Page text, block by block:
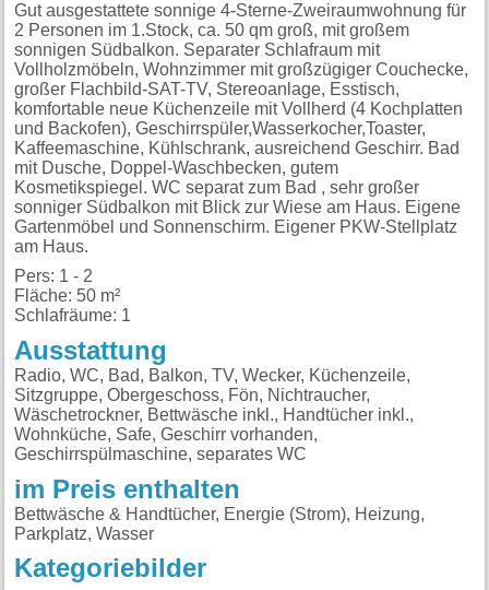
Gut ausgestattete sonnige 4-Sterne-Zweiraumwohnung für
2 Personen im 1.Stock, ca. 50 qm groß, mit großem
sonnigen Südbalkon. Separater Schlafraum mit
Vollholzmöbeln, Wohnzimmer mit großzügiger Couchecke,
großer Flachbild-SAT-TV, Stereoanlage, Esstisch,
komfortable neue Küchenzeile mit Vollherd (4 Kochplatten
und Backofen), Geschirrspüler,Wasserkocher,Toaster,
Kaffeemaschine, Kühlschrank, ausreichend Geschirr. Bad
mit Dusche, Doppel-Waschbecken, gutem
Kosmetikspiegel. WC separat zum Bad , sehr großer
sonniger Südbalkon mit Blick zur Wiese am Haus. Eigene
Gartenmöbel und Sonnenschirm. Eigener PKW-Stellplatz
am Haus.
Pers: 1 - 2
Fläche: 50 m²
Schlafräume: 1
Ausstattung
Radio, WC, Bad, Balkon, TV, Wecker, Küchenzeile,
Sitzgruppe, Obergeschoss, Fön, Nichtraucher,
Wäschetrockner, Bettwäsche inkl., Handtücher inkl.,
Wohnküche, Safe, Geschirr vorhanden,
Geschirrspülmaschine, separates WC
im Preis enthalten
Bettwäsche & Handtücher, Energie (Strom), Heizung,
Parkplatz, Wasser
Kategoriebilder